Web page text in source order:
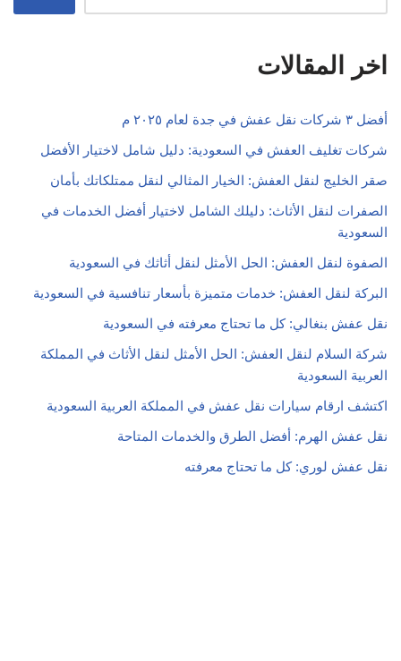
اخر المقالات
أفضل ٣ شركات نقل عفش في جدة لعام ٢٠٢٥ م
شركات تغليف العفش في السعودية: دليل شامل لاختيار الأفضل
صقر الخليج لنقل العفش: الخيار المثالي لنقل ممتلكاتك بأمان
الصفرات لنقل الأثاث: دليلك الشامل لاختيار أفضل الخدمات في
السعودية
الصفوة لنقل العفش: الحل الأمثل لنقل أثاثك في السعودية
البركة لنقل العفش: خدمات متميزة بأسعار تنافسية في السعودية
نقل عفش بنغالي: كل ما تحتاج معرفته في السعودية
شركة السلام لنقل العفش: الحل الأمثل لنقل الأثاث في المملكة
العربية السعودية
اكتشف ارقام سيارات نقل عفش في المملكة العربية السعودية
نقل عفش الهرم: أفضل الطرق والخدمات المتاحة
نقل عفش لوري: كل ما تحتاج معرفته